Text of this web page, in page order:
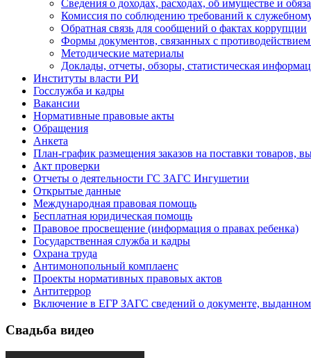
Сведения о доходах, расходах, об имуществе и
Комиссия по соблюдению требований к
Обратная связь для сообщений о фактах коррупции
Формы документов, связанных с
Методические материалы
Доклады, отчеты, обзоры, статистическая
Институты власти РИ
Госслужба и кадры
Вакансии
Нормативные правовые акты
Обращения
Анкета
План-график размещения заказов на поставки товаров,
Акт проверки
Отчеты о деятельности ГС ЗАГС Ингушетии
Открытые данные
Международная правовая помощь
Бесплатная юридическая помощь
Правовое просвещение (информация о правах ребенка)
Государственная служба и кадры
Охрана труда
Антимонопольный комплаенс
Проекты нормативных правовых актов
Антитеррор
Включение в ЕГР ЗАГС сведений о документе, выданном
Свадьба видео